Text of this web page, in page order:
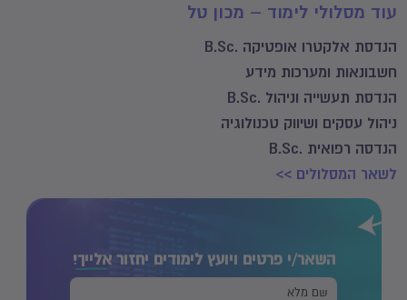
עוד מסלולי לימוד – מכון טל
הנדסת אלקטרו אופטיקה .B.Sc
חשבונאות ומערכות מידע
הנדסת תעשייה וניהול .B.Sc
ניהול עסקים ושיווק טכנולוגיה
הנדסה רפואית .B.Sc
לשאר המסלולים >>
השאר/י פרטים ויועץ לימודים יחזוראלייך!